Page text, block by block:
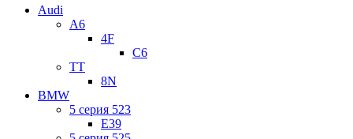
Audi
A6
4F
C6
TT
8N
BMW
5 серия 523
E39